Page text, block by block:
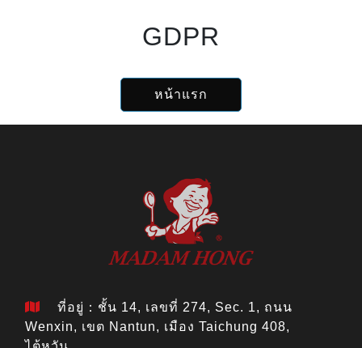
GDPR
หน้าแรก
ที่อยู่：ชั้น 14, เลขที่ 274, Sec. 1, ถนน
Wenxin, เขต Nantun, เมือง Taichung 408,